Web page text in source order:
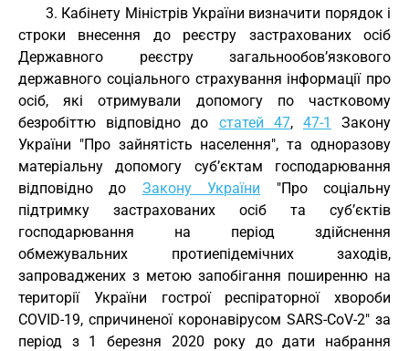
3. Кабінету Міністрів України визначити порядок і
строки внесення до реєстру застрахованих осіб
Державного реєстру загальнообов’язкового
державного соціального страхування інформації про
осіб, які отримували допомогу по частковому
безробіттю відповідно до статей 47, 47-1
Закону
України "Про зайнятість населення", та одноразову
матеріальну допомогу суб’єктам господарювання
відповідно до Закону України "Про соціальну
підтримку застрахованих осіб та суб’єктів
господарювання на період здійснення
обмежувальних протиепідемічних заходів,
запроваджених з метою запобігання поширенню на
території України гострої респіраторної хвороби
COVID-19, спричиненої коронавірусом SARS-CoV-2" за
період з 1 березня 2020 року до дати набрання